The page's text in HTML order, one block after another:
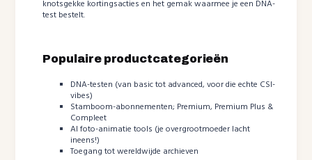
knotsgekke kortingsacties en het gemak waarmee je een DNA-
test bestelt.
Populaire productcategorieën
DNA-testen (van basic tot advanced, voor die echte CSI-
vibes)
Stamboom-abonnementen; Premium, Premium Plus &
Compleet
AI foto-animatie tools (je overgrootmoeder lacht
ineens!)
Toegang tot wereldwijde archieven